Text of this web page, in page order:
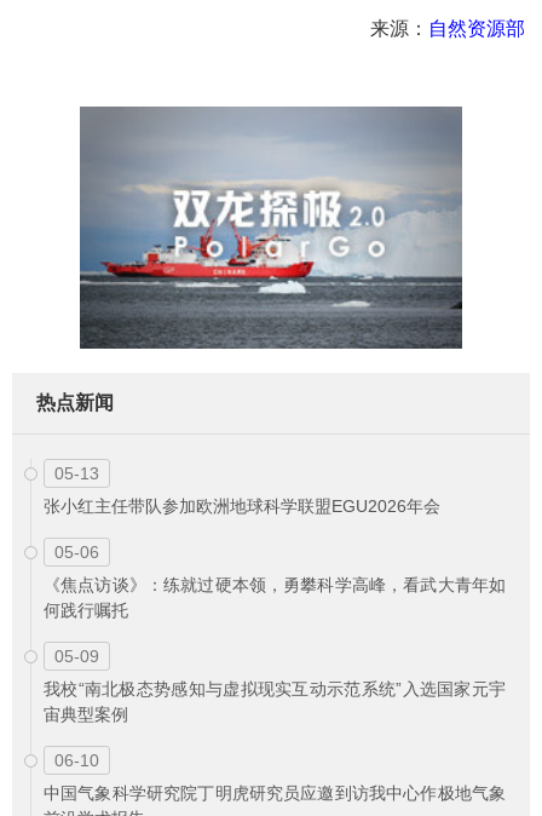
来源： 自然资源部
热点新闻
05-13
张小红主任带队参加欧洲地球科学联盟EGU2026年会
05-06
《焦点访谈》：练就过硬本领，勇攀科学高峰，看武大青年如
何践行嘱托
05-09
我校“南北极态势感知与虚拟现实互动示范系统”入选国家元宇
宙典型案例
06-10
中国气象科学研究院丁明虎研究员应邀到访我中心作极地气象